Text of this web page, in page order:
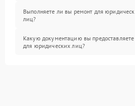
Выполняете ли вы ремонт для
лиц?
Какую документацию вы предоставляете
для юридических лиц?